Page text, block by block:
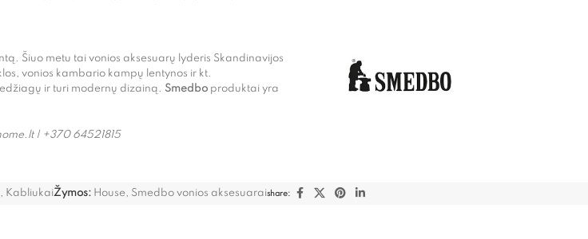
Šiuo metu tai vonios aksesuarų lyderis Skandinavijos
vonios kambario kampų lentynos ir kt.
ir turi modernų dizainą. Smedbo produktai yra
| +370 64521815
, KabliukaiŽymos: House, Smedbo vonios aksesuaraishare: